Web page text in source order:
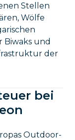
Stellen
Wölfe
und
der
bei
Outdoor-